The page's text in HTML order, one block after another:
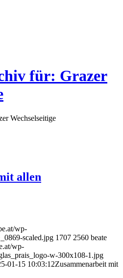
für: Grazer
Wechselseitige
allen
wp-
scaled.jpg 1707 2560 beate
wp-
w-300x108-1.jpg
01-15 10:03:12Zusammenarbeit mit